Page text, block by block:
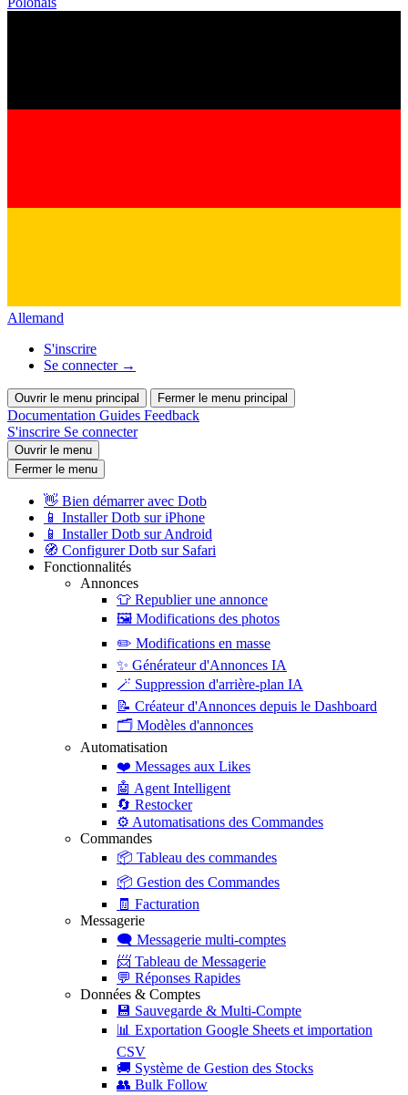
Allemand
S'inscrire
Se connecter →
Ouvrir le menu principal Fermer le menu principal
Documentation Guides Feedback
S'inscrire Se connecter
Ouvrir le menu
Fermer le menu
👋 Bien démarrer avec Dotb
📱 Installer Dotb sur iPhone
📱 Installer Dotb sur Android
🧭 Configurer Dotb sur Safari
Fonctionnalités
Annonces
👕 Republier une annonce
🖼️ Modifications des photos
✏️ Modifications en masse
✨ Générateur d'Annonces IA
🪄 Suppression d'arrière-plan IA
📝 Créateur d'Annonces depuis le Dashboard
🗂️ Modèles d'annonces
Automatisation
❤️ Messages aux Likes
🤖 Agent Intelligent
🔄 Restocker
⚙️ Automatisations des Commandes
Commandes
📦 Tableau des commandes
📦 Gestion des Commandes
🧾 Facturation
Messagerie
🗨️ Messagerie multi-comptes
📨 Tableau de Messagerie
💬 Réponses Rapides
Données & Comptes
💾 Sauvegarde & Multi-Compte
📊 Exportation Google Sheets et importation
CSV
🚚 Système de Gestion des Stocks
👥 Bulk Follow